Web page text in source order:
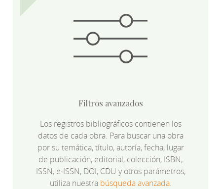
Filtros avanzados
Los registros bibliográficos contienen los
datos de cada obra. Para buscar una obra
por su temática, título, autoría, fecha, lugar
de publicación, editorial, colección, ISBN,
ISSN, e-ISSN, DOI, CDU y otros parámetros,
utiliza nuestra búsqueda avanzada.